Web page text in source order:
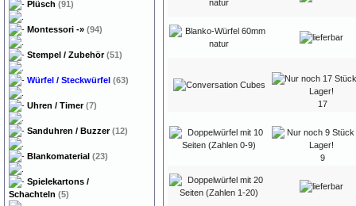
17
9
Plüsch (91)
Montessori -» (94)
Stempel / Zubehör(51)
Würfel / Steckwürfel (63)
Uhren / Timer(7)
Sanduhren / Buzzer(12)
Blankomaterial (23)
Spielekartons /
Schachteln (5)